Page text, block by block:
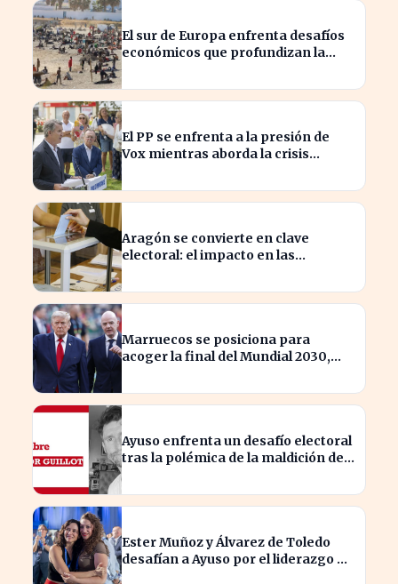
El sur de Europa enfrenta desafíos
económicos que profundizan la
El PP se enfrenta a la presión de
Vox mientras aborda la crisis
Aragón se convierte en clave
electoral: el impacto en las
Marruecos se posiciona para
acoger la final del Mundial 2030,
Ayuso enfrenta un desafío electoral
tras la polémica de la maldición de
Ester Muñoz y Álvarez de Toledo
desafían a Ayuso por el liderazgo de